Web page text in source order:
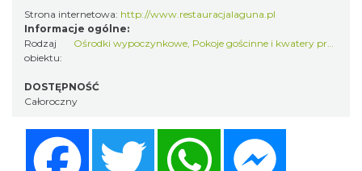
Strona internetowa: http://www.restauracjalaguna.pl
Informacje ogólne:
Rodzaj
obiektu:
Ośrodki wypoczynkowe, Pokoje gościnne i kwatery prywatne
DOSTĘPNOŚĆ
Całoroczny
Twitter WhatsApp